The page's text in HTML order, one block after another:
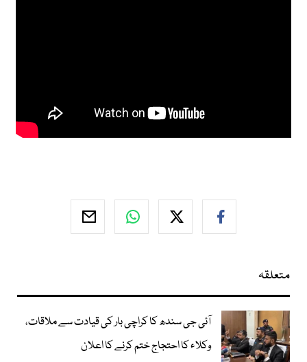
متعلقہ
آئی جی سندھ کا کراچی بار کی قیادت سے ملاقات،
وکلاء کا احتجاج ختم کرنے کا اعلان